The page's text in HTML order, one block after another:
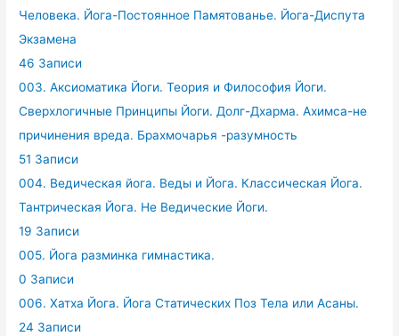
Человека. Йога-Постоянное Памятованье. Йога-Диспута
Экзамена
46 Записи
003. Аксиоматика Йоги. Теория и Философия Йоги.
Сверхлогичные Принципы Йоги. Долг-Дхарма. Ахимса-не
причинения вреда. Брахмочарья -разумность
51 Записи
004. Ведическая йога. Веды и Йога. Классическая Йога.
Тантрическая Йога. Не Ведические Йоги.
19 Записи
005. Йога разминка гимнастика.
0 Записи
006. Хатха Йога. Йога Статических Поз Тела или Асаны.
24 Записи